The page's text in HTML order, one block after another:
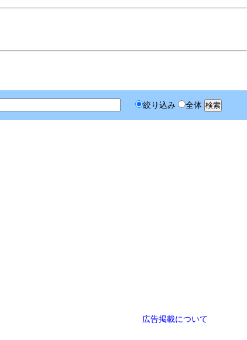
絞り込み 全体
広告掲載について